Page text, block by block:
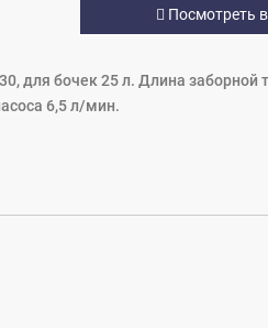
Посмотреть
для бочек 25 л. Длина заборной
6,5 л/мин.